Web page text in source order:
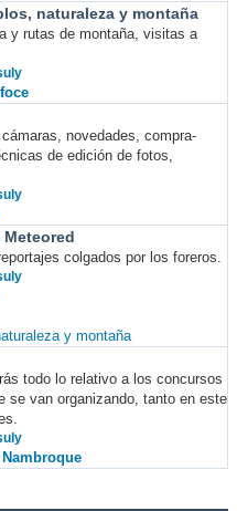
naturaleza y montaña
y rutas de montaña, visitas a
novedades, compra-
de edición de fotos,
colgados por los foreros.
y montaña
todo lo relativo a los concursos
se van organizando, tanto en este
Nambroque